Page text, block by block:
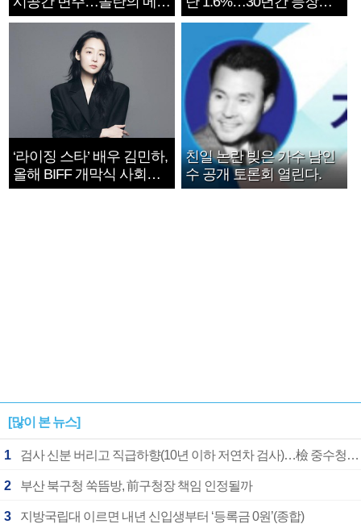
지는 ‘전쟁 속죄’
1182개팀 전수조사
‘라이징 스타’ 배우 김민하,
올해 BIFF 개막식 사회자
확정
친일 논란 빚은 가수 남인
수 공개 토론회 열린다.
[많이 본 뉴스]
1 검사 신분 버리고 직급하향(10년 이하 저연차 검사)…檢 중수청행 기피
2 부산 북구청 쑥뜸방, 前구청장 책임 인정될까
3 지방국립대 이르면 내년 신입생부터 ‘등록금 0원’(종합)